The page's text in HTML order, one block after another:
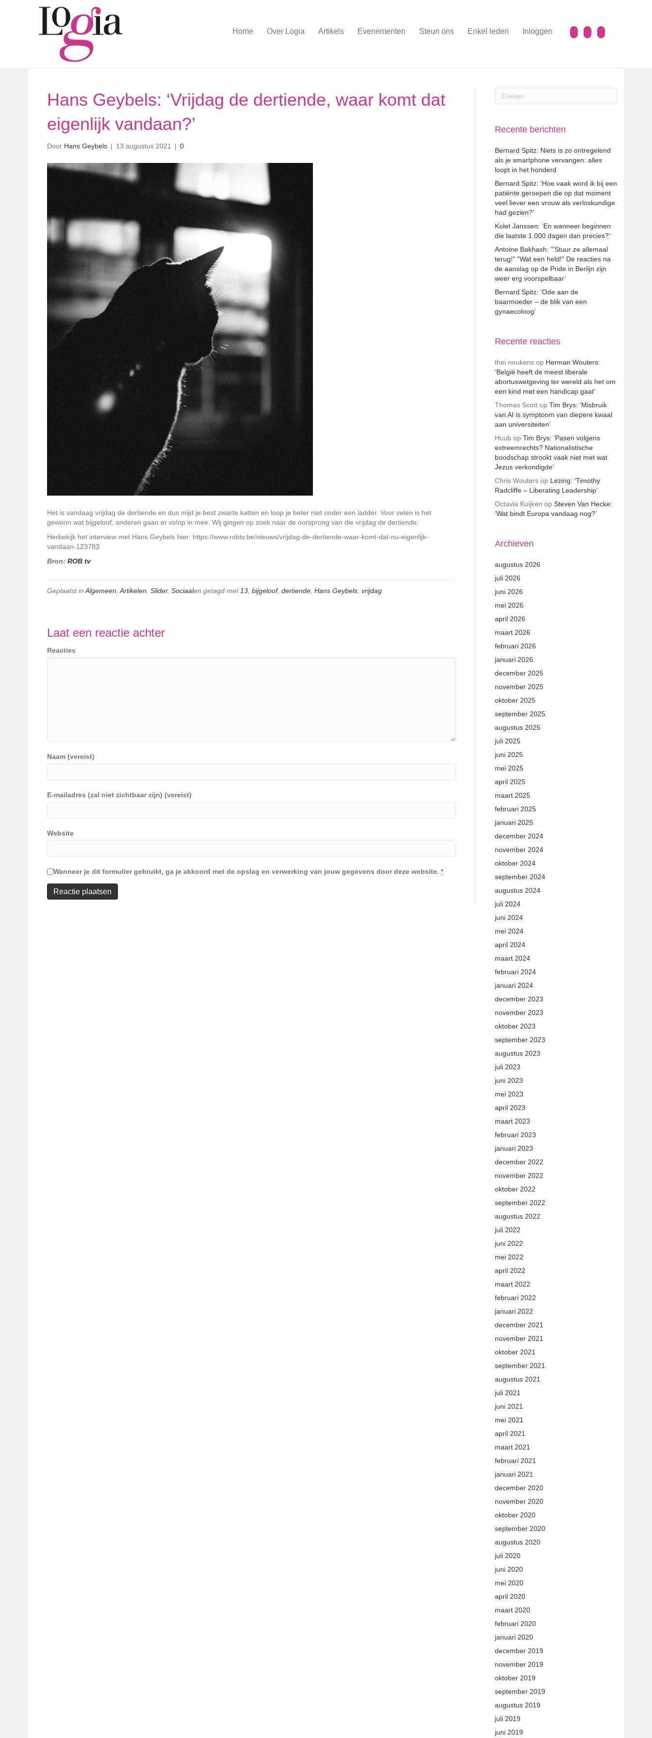
Home Over Logia Artikels Evenementen Steun ons Enkel leden Inloggen
Hans Geybels: ‘Vrijdag de dertiende, waar komt dat
eigenlijk vandaan?’
Door Hans Geybels | 13 augustus 2021 | 0
Het is vandaag vrijdag de dertiende en dus mijd je best zwarte katten en loop je beter niet onder een ladder. Voor velen is het
gewoon wat bijgeloof, anderen gaan er volop in mee. Wij gingen op zoek naar de oorsprong van die vrijdag de dertiende.
Herbekijk het interview met Hans Geybels hier: https://www.robtv.be/nieuws/vrijdag-de-dertiende-waar-komt-dat-nu-eigenlijk-
vandaan-123783
Bron: ROB tv
Geplaatst in Algemeen Artikelen Slider, Sociaalen getagd met 13 bijgeloof, dertiende Hans Geybels vrijdag
Laat een reactie achter
Reacties
Naam (vereist)
E-mailadres (zal niet zichtbaar zijn) (vereist)
Website
Wanneer je dit formulier gebruikt, ga je akkoord met de opslag en verwerking van jouw gegevens door deze website. *
Recente berichten
Bernard Spitz: Niets is zo ontregelend
als je smartphone vervangen: alles
loopt in het honderd
Bernard Spitz: ‘Hoe vaak word ik bij een
patiënte geroepen die op dat moment
veel liever een vrouw als verloskundige
had gezien?’
Kolet Janssen: ‘En wanneer beginnen
die laatste 1.000 dagen dan precies?’
Antoine Bakhash: ‘“Stuur ze allemaal
terug!” “Wat een held!” De reacties na
de aanslag op de Pride in Berlijn zijn
weer erg voorspelbaar’
Bernard Spitz: ‘Ode aan de
baarmoeder – de blik van een
gynaecoloog’
Recente reacties
thei noukensop Herman Wouters:
‘België heeft de meest liberale
abortuswetgeving ter wereld als het om
een kind met een handicap gaat’
Thomas Scottop Tim Brys: ‘Misbruik
van AI is symptoom van diepere kwaal
aan universiteiten’
Huubop Tim Brys: ‘Pasen volgens
extreemrechts? Nationalistische
boodschap strookt vaak niet met wat
Jezus verkondigde’
Chris Woutersop Lezing: ‘Timothy
Radcliffe – Liberating Leadership’
Octavia Kuijken op Steven Van Hecke:
‘Wat bindt Europa vandaag nog?’
Archieven
augustus 2026
juli 2026
juni 2026
mei 2026
april 2026
maart 2026
februari 2026
januari 2026
december 2025
november 2025
oktober 2025
september 2025
augustus 2025
juli 2025
juni 2025
mei 2025
april 2025
maart 2025
februari 2025
januari 2025
december 2024
november 2024
oktober 2024
september 2024
augustus 2024
juli 2024
juni 2024
mei 2024
april 2024
maart 2024
februari 2024
januari 2024
december 2023
november 2023
oktober 2023
september 2023
augustus 2023
juli 2023
juni 2023
mei 2023
april 2023
maart 2023
februari 2023
januari 2023
december 2022
november 2022
oktober 2022
september 2022
augustus 2022
juli 2022
juni 2022
mei 2022
april 2022
maart 2022
februari 2022
januari 2022
december 2021
november 2021
oktober 2021
september 2021
augustus 2021
juli 2021
juni 2021
mei 2021
april 2021
maart 2021
februari 2021
januari 2021
december 2020
november 2020
oktober 2020
september 2020
augustus 2020
juli 2020
juni 2020
mei 2020
april 2020
maart 2020
februari 2020
januari 2020
december 2019
november 2019
oktober 2019
september 2019
augustus 2019
juli 2019
juni 2019